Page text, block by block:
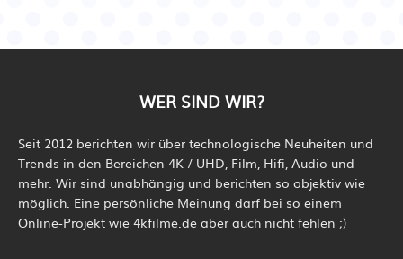
WER SIND WIR?
Seit 2012 berichten wir über technologische Neuheiten und
Trends in den Bereichen 4K / UHD, Film, Hifi, Audio und
mehr. Wir sind unabhängig und berichten so objektiv wie
möglich. Eine persönliche Meinung darf bei so einem
Online-Projekt wie 4kfilme.de aber auch nicht fehlen ;)